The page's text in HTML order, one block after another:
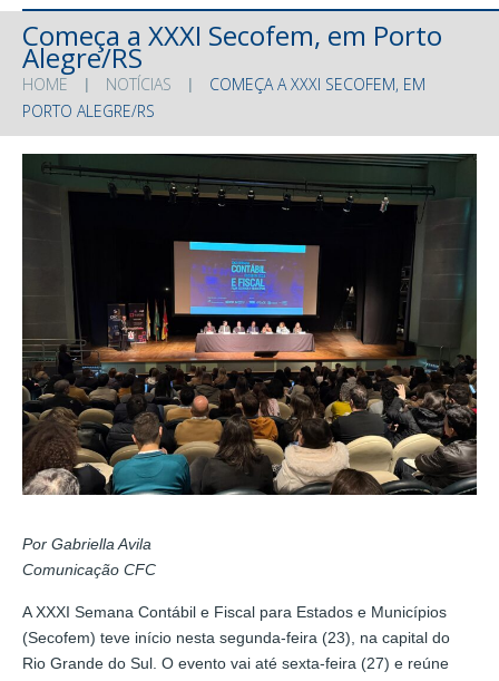
Começa a XXXI Secofem, em Porto
Alegre/RS
HOME NOTÍCIAS
COMEÇA A XXXI SECOFEM, EM
PORTO ALEGRE/RS
Por Gabriella Avila
Comunicação CFC
A XXXI Semana Contábil e Fiscal para Estados e Municípios
(Secofem) teve início nesta segunda-feira (23), na capital do
Rio Grande do Sul. O evento vai até sexta-feira (27) e reúne